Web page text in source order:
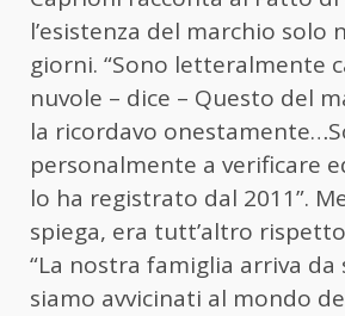
l’esistenza del marchio solo
giorni. “Sono letteralmente
nuvole – dice – Questo del
la ricordavo
personalmente a verificare
lo ha registrato dal 2011”.
spiega, era tutt’altro
“La nostra famiglia arriva da
siamo avvicinati al mondo